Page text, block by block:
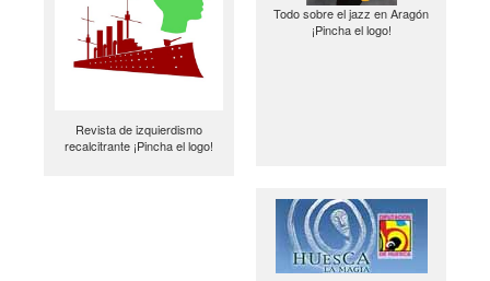
Revista de izquierdismo
recalcitrante ¡Pincha el logo!
Todo sobre el jazz en Aragón
¡Pincha el logo!